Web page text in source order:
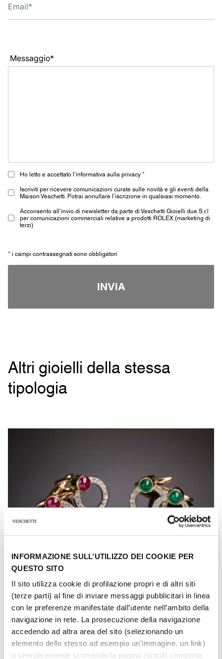
INFORMAZIONE SULL’UTILIZZO DEI COOKIE PER
QUESTO SITO
Il sito utilizza cookie di profilazione propri e di altri siti
(terze parti) al fine di inviare messaggi pubblicitari in linea
con le preferenze manifestate dall’utente nell’ambito della
navigazione in rete. La prosecuzione della navigazione
accedendo ad altra area del sito (selezionando un
elemento dello stesso ad esempio un'immagine, un link)
o semplicemente scorrendo la pagina (scroll) comporta
Messaggio*
Ho letto e accettato l’informativa sulla privacy *
Iscriviti per ricevere comunicazioni curate sulle novità e gli eventi della
Maison Veschetti. Potrai annullare l’iscrizione in qualsiasi momento.
Acconsento all’invio di newsletter da parte di Veschetti Gioielli due S.r.l
per comunicazioni commerciali relative a prodotti ROLEX (marketing di
terzi)
* i campi contrassegnati sono obbligatori
INVIA
Altri gioielli della stessa
tipologia
GEMELLI